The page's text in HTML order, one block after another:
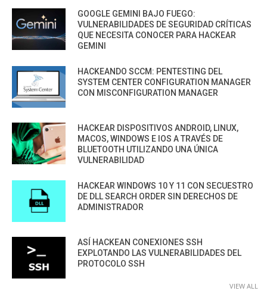
GOOGLE GEMINI BAJO FUEGO:
VULNERABILIDADES DE SEGURIDAD CRÍTICAS
QUE NECESITA CONOCER PARA HACKEAR
GEMINI
HACKEANDO SCCM: PENTESTING DEL
SYSTEM CENTER CONFIGURATION MANAGER
CON MISCONFIGURATION MANAGER
HACKEAR DISPOSITIVOS ANDROID, LINUX,
MACOS, WINDOWS E IOS A TRAVÉS DE
BLUETOOTH UTILIZANDO UNA ÚNICA
VULNERABILIDAD
HACKEAR WINDOWS 10 Y 11 CON SECUESTRO
DE DLL SEARCH ORDER SIN DERECHOS DE
ADMINISTRADOR
ASÍ HACKEAN CONEXIONES SSH
EXPLOTANDO LAS VULNERABILIDADES DEL
PROTOCOLO SSH
VIEW ALL